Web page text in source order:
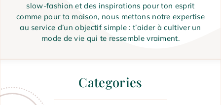
slow-fashion et des inspirations pour ton esprit
comme pour ta maison, nous mettons notre expertise
au service d’un objectif simple : t’aider à cultiver un
mode de vie qui te ressemble vraiment.
Categories